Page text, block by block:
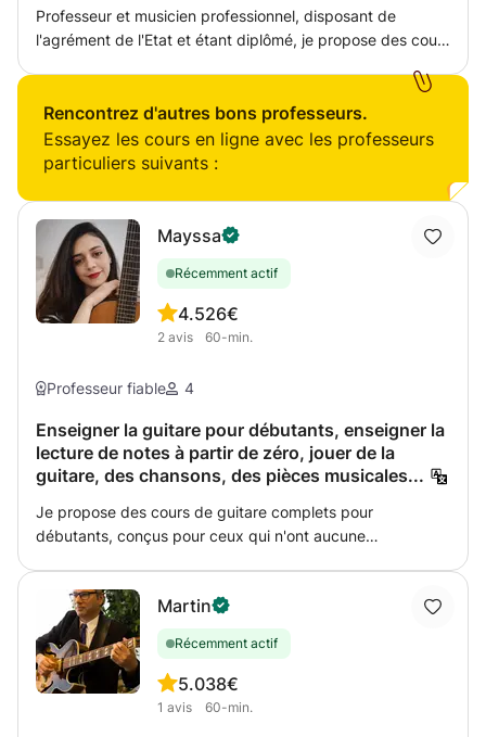
Professeur et musicien professionnel, disposant de
l'agrément de l'Etat et étant diplômé, je propose des cours
conditions, etc) n'hésitez pas à me contacter. A bientôt !
Rencontrez d'autres bons professeurs.
Essayez les cours en ligne avec les professeurs
particuliers suivants :
Mayssa
Récemment actif
4.5
2 avis
26€
60-min.
Professeur fiable 4
Enseigner la guitare pour débutants, enseigner la
lecture de notes à partir de zéro, jouer de la
guitare, des chansons, des pièces musicales...
Je propose des cours de guitare complets pour
débutants, conçus pour ceux qui n'ont aucune
partitions. Les cours suivent un programme clair et
progressif, alliant application pratique et compréhension
théorique de manière simple et ludique. Contenu de la
leçon : 🎸 Jouer de la guitare Apprendre à connaître les
différentes parties de la guitare et la bonne façon de
Martin
Récemment actif
5.0
1 avis
38€
60-min.